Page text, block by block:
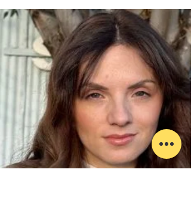
Aliados
Lady Goyes -Estilismo de
Moda
Ecuatoriana involucrada a la moda
nacional desde hace 15 años. Lady Goyes
dedica profesionalmente al estilismo de
moda, orientada a...